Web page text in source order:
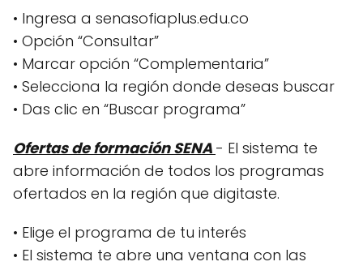
• Ingresa a senasofiaplus.edu.co
• Opción “Consultar”
• Marcar opción “Complementaria”
• Selecciona la región donde deseas buscar
• Das clic en “Buscar programa”
Ofertas de formación SENA - El sistema te
abre información de todos los programas
ofertados en la región que digitaste.
• Elige el programa de tu interés
• El sistema te abre una ventana con las